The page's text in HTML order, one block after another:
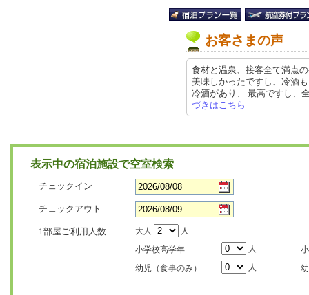
お客さまの声
食材と温泉、接客全て満点
美味しかったですし、冷酒
冷酒があり、 最高ですし
づきはこちら
表示中の宿泊施設で空室検索
チェックイン
チェックアウト
1部屋ご利用人数 大人
人
小学校高学年
人
幼児（食事のみ）
人